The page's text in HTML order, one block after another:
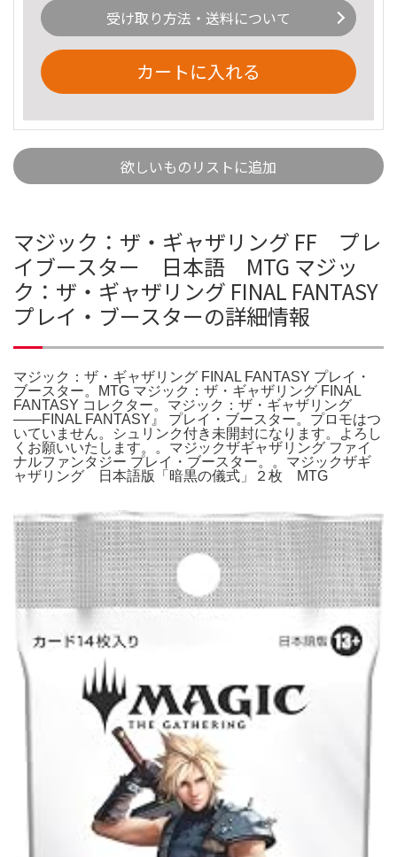
受け取り方法・送料について
カートに入れる
欲しいものリストに追加
マジック：ザ・ギャザリング FF プレ
イブースター 日本語 MTG マジッ
ク：ザ・ギャザリング FINAL FANTASY
プレイ・ブースターの詳細情報
マジック：ザ・ギャザリング FINAL FANTASY プレイ・
ブースター。MTG マジック：ザ・ギャザリング FINAL
FANTASY コレクター。マジック：ザ・ギャザリング
――FINAL FANTASY』 プレイ・ブースター。プロモはつ
いていません。シュリンク付き未開封になります。よろし
くお願いいたします。。マジックザギャザリング ファイ
ナルファンタジー プレイ・ブースター。。マジックザギ
ャザリング 日本語版「暗黒の儀式」２枚 MTG